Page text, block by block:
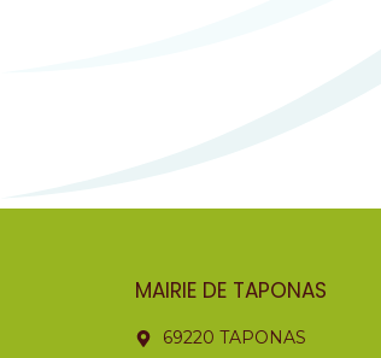
MAIRIE DE TAPONAS
69220 TAPONAS